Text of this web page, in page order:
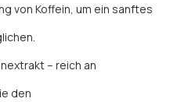
von Koffein, um ein sanftes
– reich an
den